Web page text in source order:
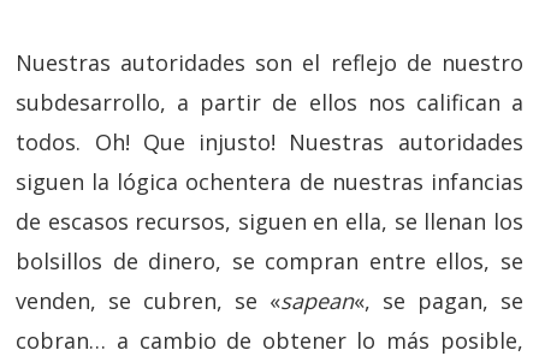
Nuestras autoridades son el reflejo de nuestro
subdesarrollo, a partir de ellos nos califican a
todos. Oh! Que injusto! Nuestras autoridades
siguen la lógica ochentera de nuestras infancias
de escasos recursos, siguen en ella, se llenan los
bolsillos de dinero, se compran entre ellos, se
venden, se cubren, se «sapean«, se pagan, se
cobran… a cambio de obtener lo más posible,